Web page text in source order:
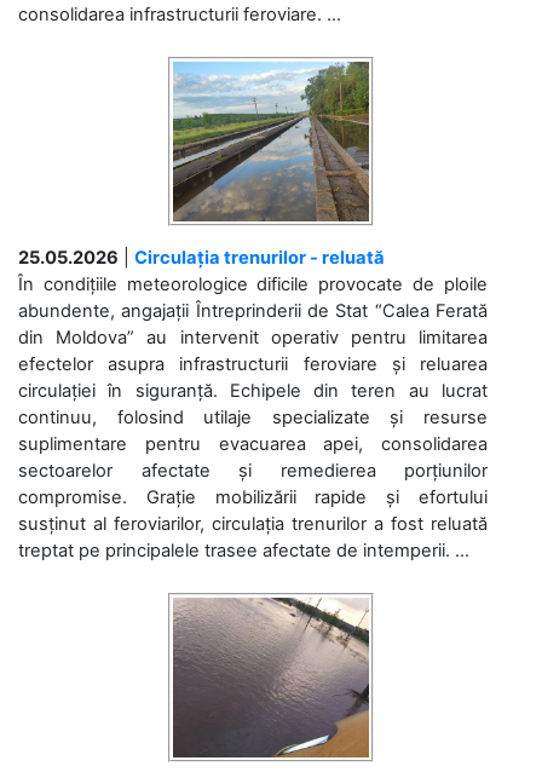
consolidarea infrastructurii feroviare. ...
25.05.2026
Circulația trenurilor - reluată
În condițiile meteorologice dificile provocate de ploile
abundente, angajații Întreprinderii de Stat “Calea Ferată
din Moldova” au intervenit operativ pentru limitarea
efectelor asupra infrastructurii feroviare și reluarea
circulației în siguranță. Echipele din teren au lucrat
continuu, folosind utilaje specializate și resurse
suplimentare pentru evacuarea apei, consolidarea
sectoarelor afectate și remedierea porțiunilor
compromise. Grație mobilizării rapide și efortului
susținut al feroviarilor, circulația trenurilor a fost reluată
treptat pe principalele trasee afectate de intemperii. ...